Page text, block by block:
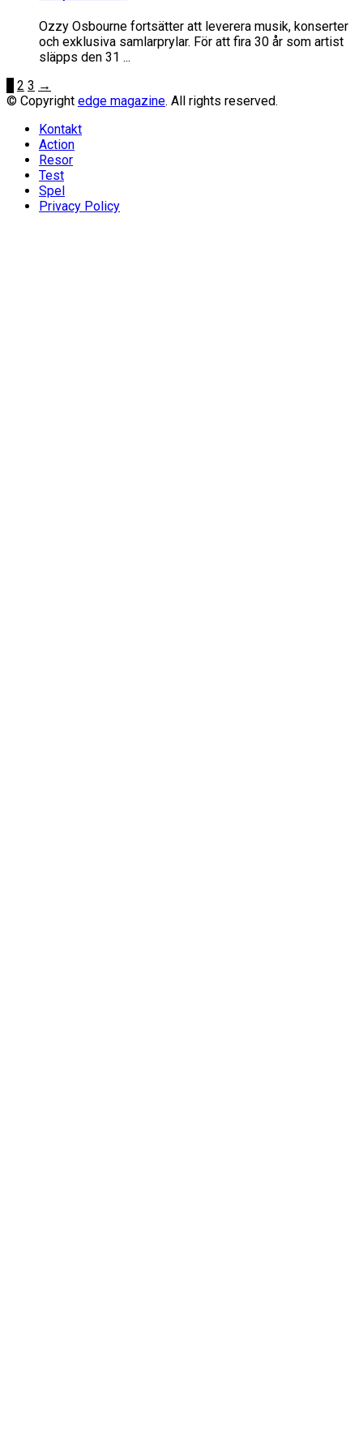
Ozzy Osbourne fortsätter att leverera musik, konserter
och exklusiva samlarprylar. För att fira 30 år som artist
släpps den 31 ...
2 3 →
© Copyright edge magazine. All rights reserved.
Kontakt
Action
Resor
Test
Spel
Privacy Policy